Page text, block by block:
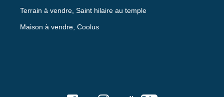
Terrain à vendre, Saint hilaire au temple
Maison à vendre, Coolus